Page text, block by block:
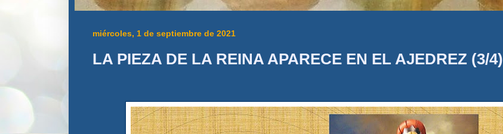
miércoles, 1 de septiembre de 2021
LA PIEZA DE LA REINA APARECE EN EL AJEDREZ (3/4)